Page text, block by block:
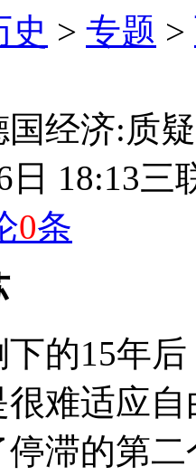
史 > 专题 >
经济:质
日 18:13三
0条
15年后
难适应
停滞的第